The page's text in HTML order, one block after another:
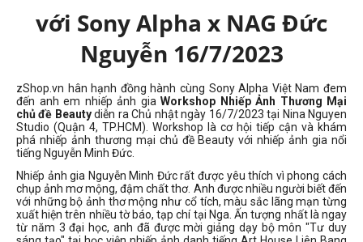
với Sony Alpha x NAG Đức
Nguyễn 16/7/2023
zShop.vn hân hạnh đồng hành cùng Sony Alpha Việt Nam đem
đến anh em nhiếp ảnh gia Workshop Nhiếp Ảnh Thương Mại
chủ đề Beautydiễn ra Chủ nhật ngày 16/7/2023 tại Nina Nguyen
Studio (Quận 4, TP.HCM). Workshop là cơ hội tiếp cận và khám
phá nhiếp ảnh thương mại chủ đề Beauty với nhiếp ảnh gia nổi
tiếng Nguyễn Minh Đức.
Nhiếp ảnh gia Nguyễn Minh Đức rất được yêu thích vì phong cách
chụp ảnh mơ mộng, đậm chất thơ. Anh được nhiều người biết đến
với những bộ ảnh thơ mộng như cổ tích, màu sắc lãng mạn từng
xuất hiện trên nhiều tờ báo, tạp chí tại Nga. Ấn tượng nhất là ngay
từ năm 3 đại học, anh đã được mời giảng dạy bộ môn "Tư duy